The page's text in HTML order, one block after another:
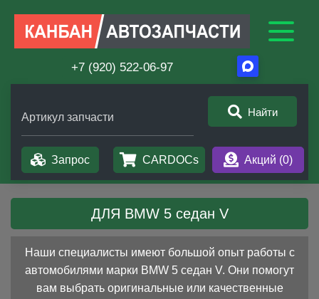
+7 (920) 522-06-97
Артикул запчасти Найти
Запрос CARDOCs Акций (0)
ДЛЯ BMW 5 седан V
Наши специалисты имеют большой опыт работы с
автомобилями марки BMW 5 седан V. Они помогут
вам выбрать оригинальные или качественные